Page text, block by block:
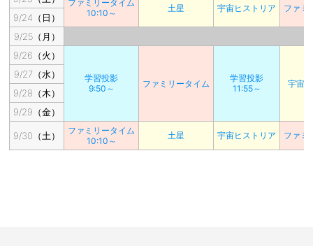
ファミリータイム
10:10～
土星 宇宙ヒストリア ファミ
9/24（日）
9/25（月）
9/26（火）
学習投影
9:50～
ファミリータイム
学習投影
11:55～
宇宙
9/27（水）
9/28（木）
9/29（金）
9/30（土）
ファミリータイム
10:10～
土星 宇宙ヒストリア ファミ